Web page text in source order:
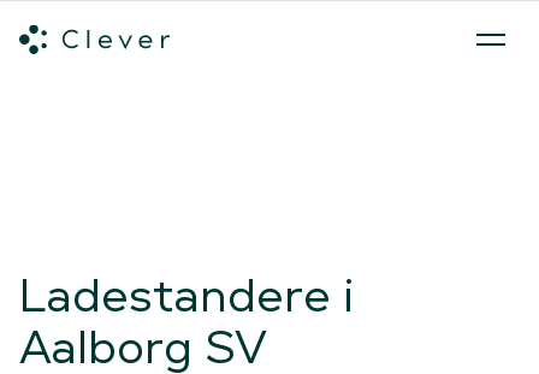
Ladestandere i
Aalborg SV